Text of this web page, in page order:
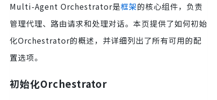
Multi-Agent Orchestrator是框架的核心组件，负责
管理代理、路由请求和处理对话。本页提供了如何初始
化Orchestrator的概述，并详细列出了所有可用的配
置选项。
初始化Orchestrator